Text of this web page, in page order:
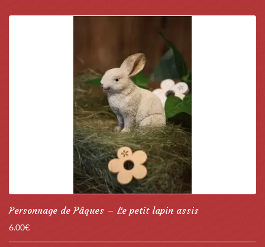
Personnage de Pâques – Le petit lapin assis
6.00€